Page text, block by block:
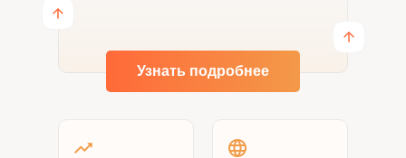
Узнать подробнее